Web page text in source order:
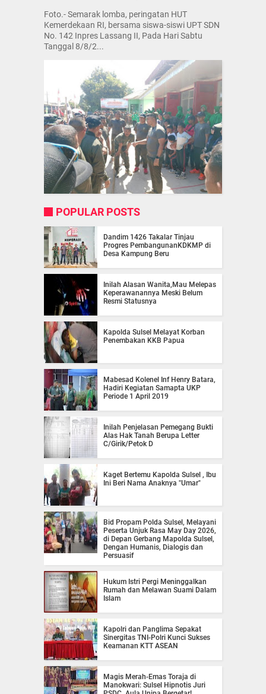
Foto.- Semarak lomba, peringatan HUT
Kemerdekaan RI, bersama siswa-siswi UPT SDN
No. 142 Inpres Lassang II, Pada Hari Sabtu
Tanggal 8/8/2...
POPULAR POSTS
Dandim 1426 Takalar Tinjau
Progres PembangunanKDKMP di
Desa Kampung Beru
Inilah Alasan Wanita,Mau Melepas
Keperawanannya Meski Belum
Resmi Statusnya
Kapolda Sulsel Melayat Korban
Penembakan KKB Papua
Mabesad Kolenel Inf Henry Batara,
Hadiri Kegiatan Samapta UKP
Periode 1 April 2019
Inilah Penjelasan Pemegang Bukti
Alas Hak Tanah Berupa Letter
C/Girik/Petok D
Kaget Bertemu Kapolda Sulsel , Ibu
Ini Beri Nama Anaknya "Umar"
Bid Propam Polda Sulsel, Melayani
Peserta Unjuk Rasa May Day 2026,
di Depan Gerbang Mapolda Sulsel,
Dengan Humanis, Dialogis dan
Persuasif
Hukum Istri Pergi Meninggalkan
Rumah dan Melawan Suami Dalam
Islam
Kapolri dan Panglima Sepakat
Sinergitas TNI-Polri Kunci Sukses
Keamanan KTT ASEAN
Magis Merah-Emas Toraja di
Manokwari: Sulsel Hipnotis Juri